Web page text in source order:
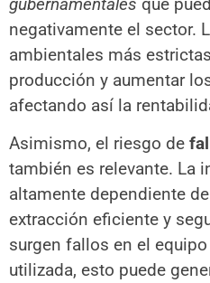
negativamente el sector.
ambientales más
producción y aumentar
afectando así la
Asimismo, el riesgo de
también es relevante. La
altamente dependiente
extracción eficiente y
surgen fallos en el
utilizada, esto puede